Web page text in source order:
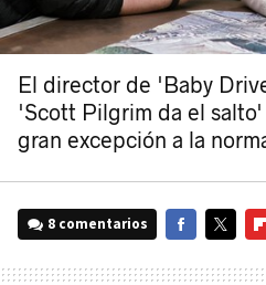
El director de 'Baby
'Scott Pilgrim da el
gran excepción a la
8 comentarios